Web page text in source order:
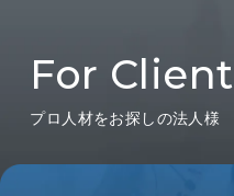
For Client
プロ人材をお探しの法人様